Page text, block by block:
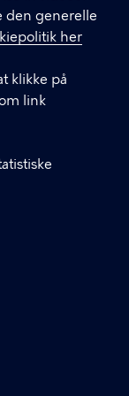
den generelle
her
klikke på
linkSV